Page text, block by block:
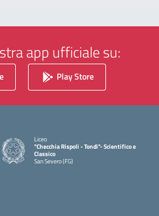
app ufficiale su:
Play Store
Liceo
"Checchia Rispoli - Tondi"- Scientifico e
Classico
San Severo (FG)